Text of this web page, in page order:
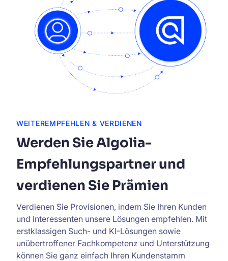
WEITEREMPFEHLEN & VERDIENEN
Werden Sie Algolia-
Empfehlungspartner und
verdienen Sie Prämien
Verdienen Sie Provisionen, indem Sie Ihren Kunden
und Interessenten unsere Lösungen empfehlen. Mit
erstklassigen Such- und KI-Lösungen sowie
unübertroffener Fachkompetenz und Unterstützung
können Sie ganz einfach Ihren Kundenstamm